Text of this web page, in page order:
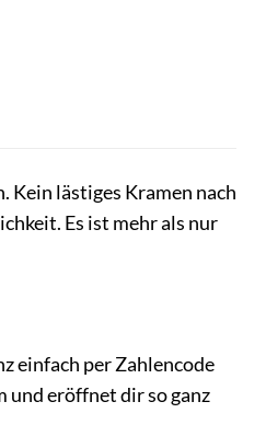
Kein lästiges Kramen nach
Es ist mehr als nur
einfach per Zahlencode
und eröffnet dir so ganz